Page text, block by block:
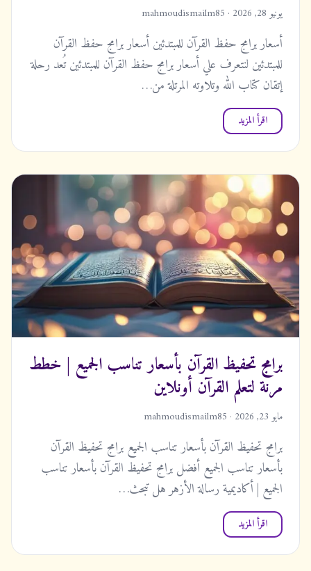
يونيو 28, 2026 · mahmoudismailm85
أسعار برامج حفظ القرآن للمبتدئين أسعار برامج حفظ القرآن
للمبتدئين لنتعرف علي أسعار برامج حفظ القرآن للمبتدئين تُعد رحلة
إتقان كتاب الله وتلاوته المرتلة من…
اقرأ المزيد
برامج تحفيظ القرآن بأسعار تناسب الجميع | خطط
مرنة لتعلم القرآن أونلاين
مايو 23, 2026 · mahmoudismailm85
برامج تحفيظ القرآن بأسعار تناسب الجميع برامج تحفيظ القرآن
بأسعار تناسب الجميع أفضل برامج تحفيظ القرآن بأسعار تناسب
الجميع | أكاديمية رسالة الأزهر هل تبحث…
اقرأ المزيد